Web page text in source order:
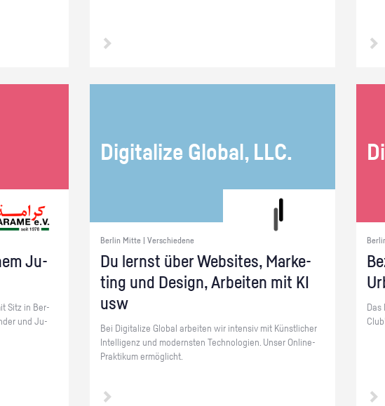
Ju­
Sitz in Ber­
und Ju­
Di­gi­ta­li­ze Glo­bal, LLC.
Berlin Mitte | Verschiedene
Du lernst über Web­sites, Mar­ke­
ting und De­sign, Ar­bei­ten mit KI
usw
Bei Di­gi­ta­li­ze Glo­bal ar­bei­ten wir in­ten­siv mit Künst­li­cher
In­tel­li­genz und mo­derns­ten Tech­no­lo­gi­en. Unser On­line-
Prak­ti­kum er­mög­licht.
Das